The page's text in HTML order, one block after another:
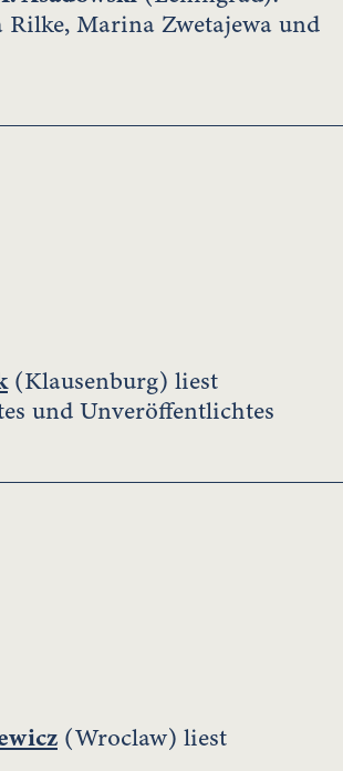
Marina Zwetajewa und
(Klausenburg) liest
und Unveröffentlichtes
(Wroclaw) liest